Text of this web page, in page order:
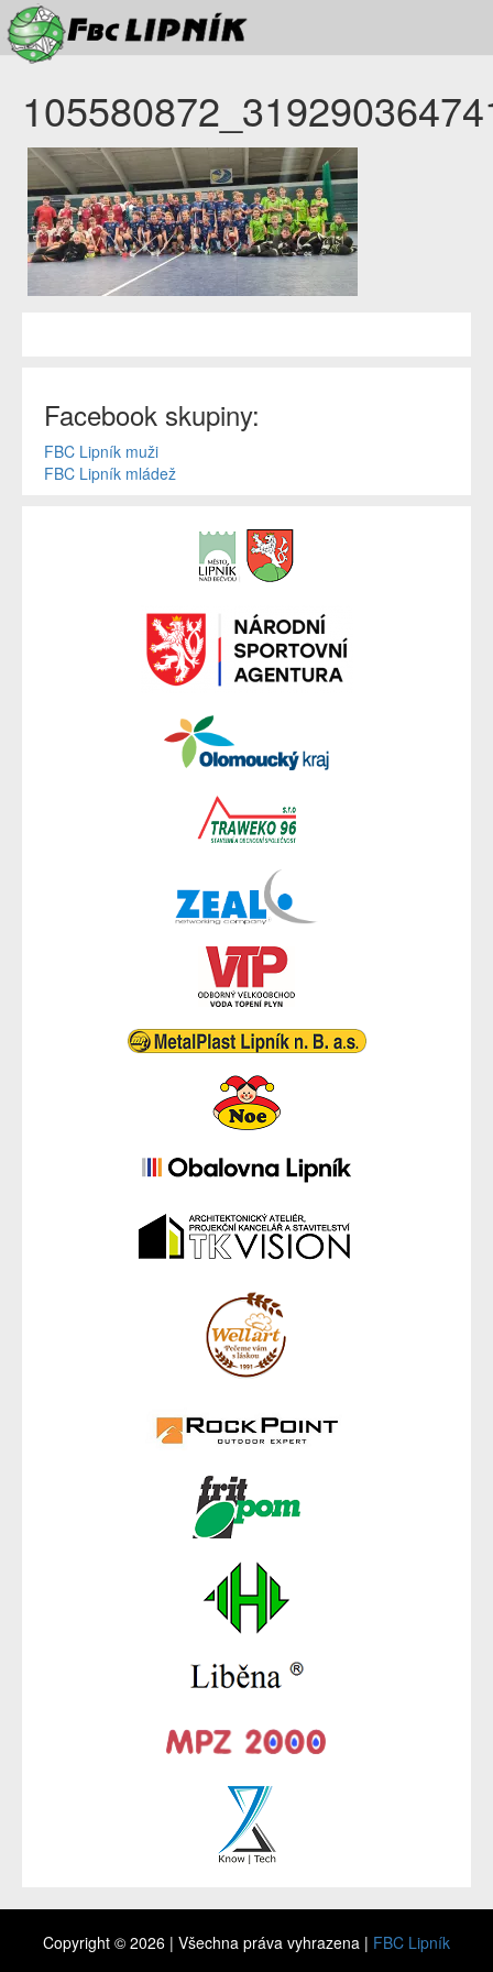
Facebook skupiny:
FBC Lipník muži
FBC Lipník mládež
Copyright © 2026 | Všechna práva vyhrazena | FBC Lipník